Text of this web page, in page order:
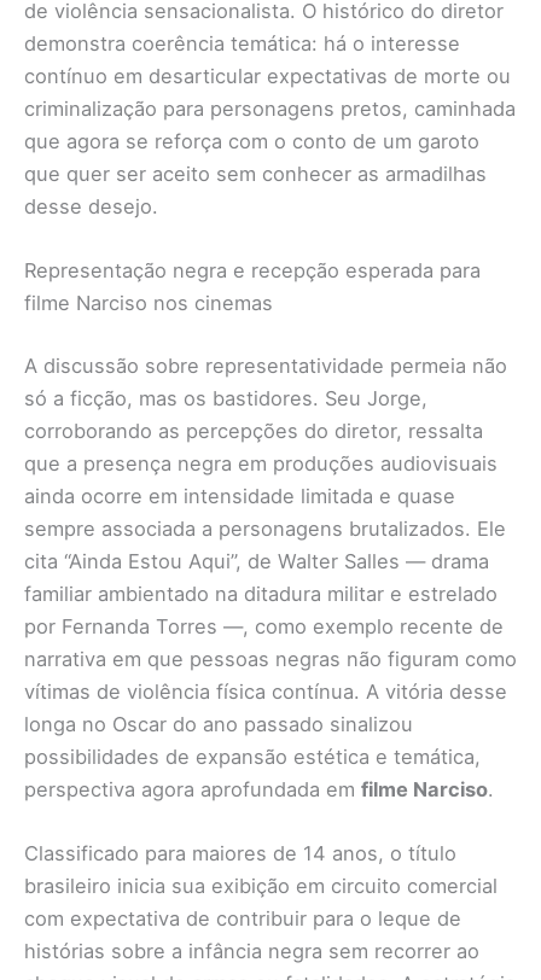
de violência sensacionalista. O histórico do diretor
demonstra coerência temática: há o interesse
contínuo em desarticular expectativas de morte ou
criminalização para personagens pretos, caminhada
que agora se reforça com o conto de um garoto
que quer ser aceito sem conhecer as armadilhas
desse desejo.
Representação negra e recepção esperada para
filme Narciso nos cinemas
A discussão sobre representatividade permeia não
só a ficção, mas os bastidores. Seu Jorge,
corroborando as percepções do diretor, ressalta
que a presença negra em produções audiovisuais
ainda ocorre em intensidade limitada e quase
sempre associada a personagens brutalizados. Ele
cita “Ainda Estou Aqui”, de Walter Salles — drama
familiar ambientado na ditadura militar e estrelado
por Fernanda Torres —, como exemplo recente de
narrativa em que pessoas negras não figuram como
vítimas de violência física contínua. A vitória desse
longa no Oscar do ano passado sinalizou
possibilidades de expansão estética e temática,
perspectiva agora aprofundada em filme Narciso.
Classificado para maiores de 14 anos, o título
brasileiro inicia sua exibição em circuito comercial
com expectativa de contribuir para o leque de
histórias sobre a infância negra sem recorrer ao